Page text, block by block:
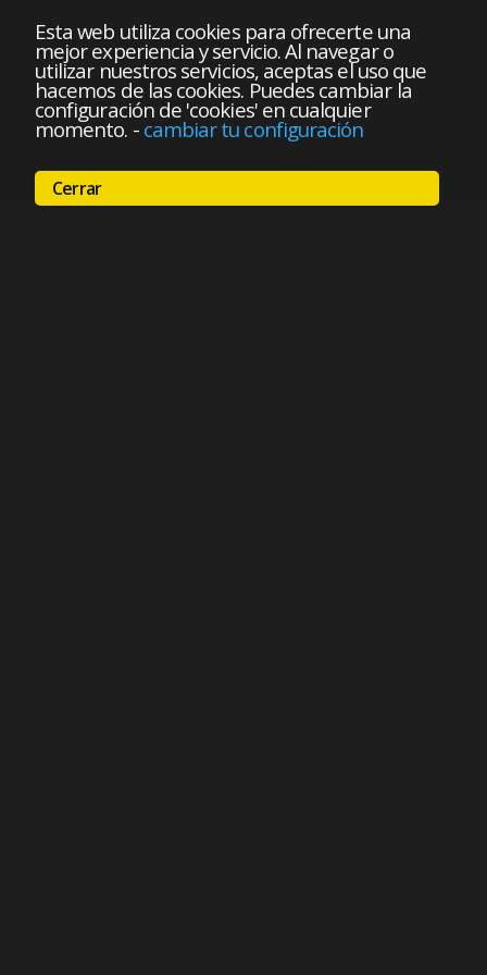
Esta web utiliza cookies para ofrecerte una
mejor experiencia y servicio. Al navegar o
utilizar nuestros servicios, aceptas el uso que
hacemos de las cookies. Puedes cambiar la
configuración de 'cookies' en cualquier
momento. - cambiar tu configuración
Cerrar